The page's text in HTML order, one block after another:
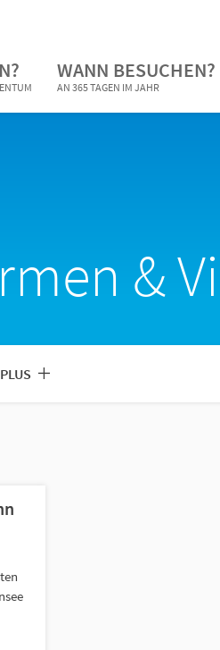
WANN BESUCHEN?
AN 365 TAGEN IM JAHR
&